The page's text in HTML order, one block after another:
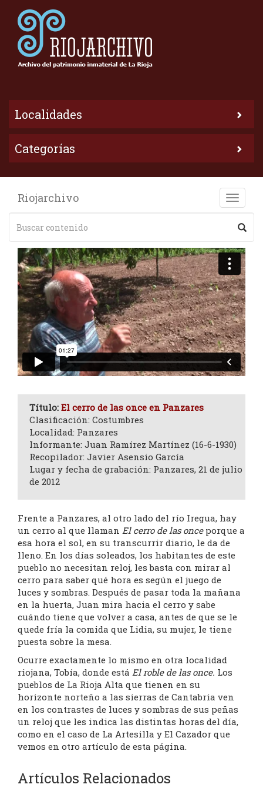
Localidades
Categorías
Toggle
Riojarchivo
Título: El cerro de las once en Panzares
Clasificación: Costumbres
Localidad: Panzares
Informante: Juan Ramírez Martínez (16-6-1930)
Recopilador: Javier Asensio García
Lugar y fecha de grabación: Panzares, 21 de julio
de 2012
Frente a Panzares, al otro lado del río Iregua, hay
un cerro al que llaman El cerro de las once porque a
esa hora el sol, en su transcurrir diario, le da de
lleno. En los días soleados, los habitantes de este
pueblo no necesitan reloj, les basta con mirar al
cerro para saber qué hora es según el juego de
luces y sombras. Después de pasar toda la mañana
en la huerta, Juan mira hacia el cerro y sabe
cuándo tiene que volver a casa, antes de que se le
quede fría la comida que Lidia, su mujer, le tiene
puesta sobre la mesa.
Ocurre exactamente lo mismo en otra localidad
riojana, Tobía, donde está El roble de las once. Los
pueblos de La Rioja Alta que tienen en su
horizonte norteño a las sierras de Cantabria ven
en los contrastes de luces y sombras de sus peñas
un reloj que les indica las distintas horas del día,
como en el caso de La Artesilla y El Cazador que
vemos en otro artículo de esta página.
Artículos Relacionados